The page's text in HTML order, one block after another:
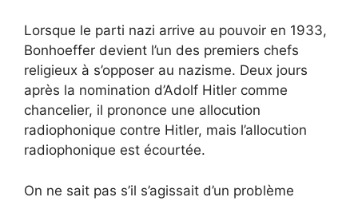
Lorsque le parti nazi arrive au pouvoir en 1933,
Bonhoeffer devient l’un des premiers chefs
religieux à s’opposer au nazisme. Deux jours
après la nomination d’Adolf Hitler comme
chancelier, il prononce une allocution
radiophonique contre Hitler, mais l’allocution
radiophonique est écourtée.
On ne sait pas s’il s’agissait d’un problème